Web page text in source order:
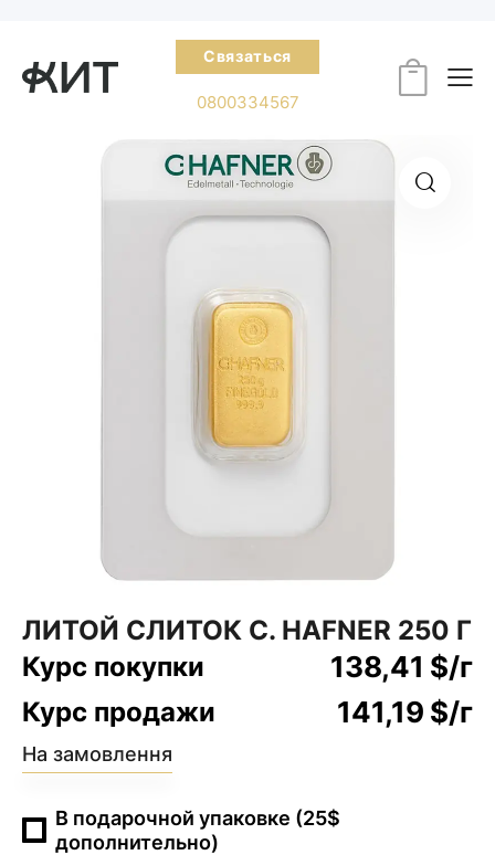
Связаться
0800334567
ЛИТОЙ СЛИТОК C. HAFNER 250 Г
Курс покупки
138,41 $/г
Курс продажи 141,19 $/г
На замовлення
В подарочной упаковке (25$
дополнительно)